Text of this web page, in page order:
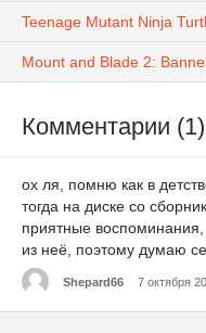
Teenage Mutant Ninja
Mount and Blade 2:
Комментарии (1)
ох ля, помню как в
тогда на диске со
приятные
из неё, поэтому думаю
Shepard66 7 октября